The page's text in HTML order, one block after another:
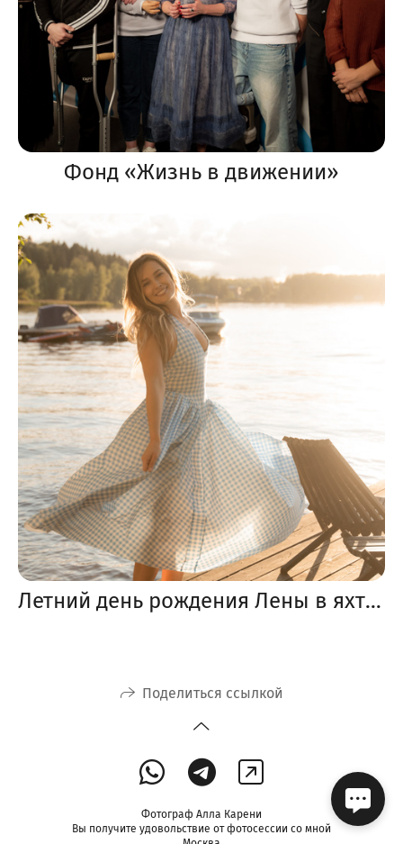
Фонд «Жизнь в движении»
Летний день рождения Лены в яхт-клубе
Поделиться ссылкой
Фотограф Алла Карени
Вы получите удовольствие от фотосессии со мной